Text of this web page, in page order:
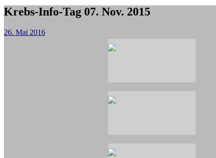
Krebs-Info-Tag 07. Nov. 2015
26. Mai 2016